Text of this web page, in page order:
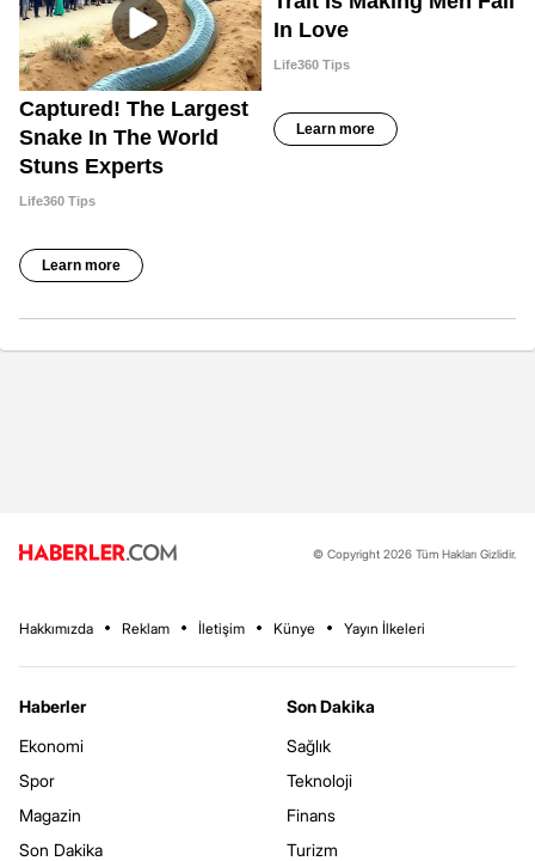
© Copyright 2026 Tüm Hakları Gizlidir.
Hakkımızda Reklam İletişim Künye Yayın İlkeleri
Haberler
Ekonomi
Spor
Magazin
Son Dakika
Son Dakika
Sağlık
Teknoloji
Finans
Turizm